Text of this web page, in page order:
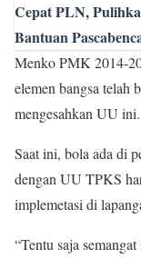
Cepat PLN,
Bantuan
Menko PMK 2014-
elemen bangsa telah
mengesahkan UU ini.
Saat ini, bola ada di
dengan UU TPKS
implemetasi di
“Tentu saja